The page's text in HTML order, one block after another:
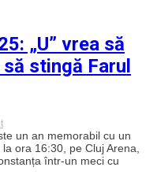
o
șansă
mare
să
play-
off!”
„U” vrea să
stingă Farul
on
Ultimul
examen
din
2025:
un an memorabil cu un
ora 16:30, pe Cluj Arena,
într-un meci cu